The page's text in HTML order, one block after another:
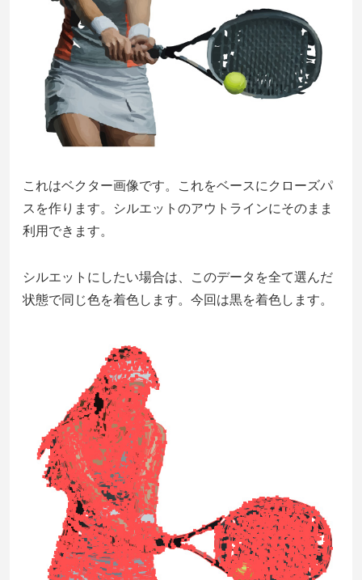
これはベクター画像です。これをベースにクローズパ
スを作ります。シルエットのアウトラインにそのまま
利用できます。
シルエットにしたい場合は、このデータを全て選んだ
状態で同じ色を着色します。今回は黒を着色します。